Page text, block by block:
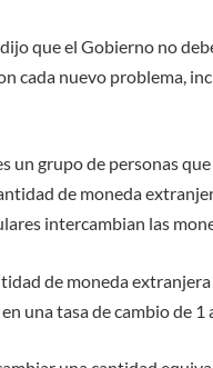
que el Gobierno no
cada nuevo problema,
un grupo de personas
de moneda
intercambian las
de moneda
una tasa de cambio de 1